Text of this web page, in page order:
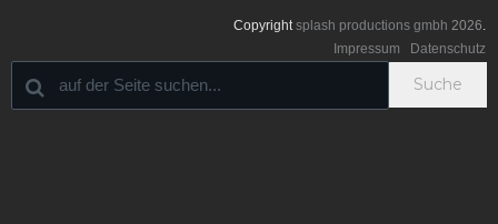
Copyright splash productions gmbh 2026
Impressum
Datenschutz
Suche